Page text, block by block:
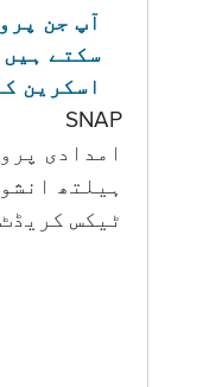
آپ جن
سکتے
اسکرین
SNAP
امدادی
‏ہیلتھ
ٹیکس کریڈٹ